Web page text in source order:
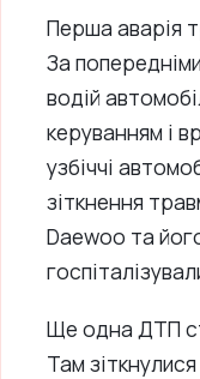
Перша аварія
За
водій
керуванням і
узбіччі
зіткнення
Daewoo та
Ще одна ДТП
Там